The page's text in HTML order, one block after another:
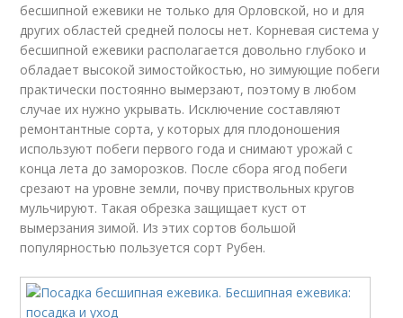
бесшипной ежевики не только для Орловской, но и для
других областей средней полосы нет. Корневая система у
бесшипной ежевики располагается довольно глубоко и
обладает высокой зимостойкостью, но зимующие побеги
практически постоянно вымерзают, поэтому в любом
случае их нужно укрывать. Исключение составляют
ремонтантные сорта, у которых для плодоношения
используют побеги первого года и снимают урожай с
конца лета до заморозков. После сбора ягод побеги
срезают на уровне земли, почву приствольных кругов
мульчируют. Такая обрезка защищает куст от
вымерзания зимой. Из этих сортов большой
популярностью пользуется сорт Рубен.